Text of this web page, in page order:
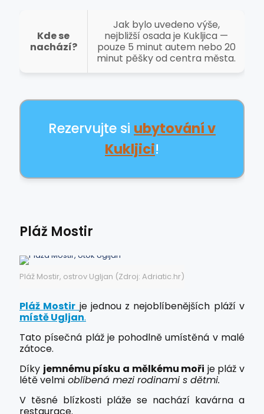
Kde se
nachází?
Jak bylo uvedeno výše,
nejbližší osada je Kukljica —
pouze 5 minut autem nebo 20
minut pěšky od centra města.
Rezervujte si ubytování v
Kukljici!
Pláž Mostir
Pláž Mostir, ostrov Ugljan (Zdroj: Adriatic.hr)
Pláž Mostir je jednou z nejoblíbenějších pláží v
místě Ugljan.
Tato písečná pláž je pohodlně umístěná v malé
zátoce.
Díky jemnému písku a mělkému moři je pláž v
létě velmi oblíbená mezi rodinami s dětmi.
V těsné blízkosti pláže se nachází kavárna a